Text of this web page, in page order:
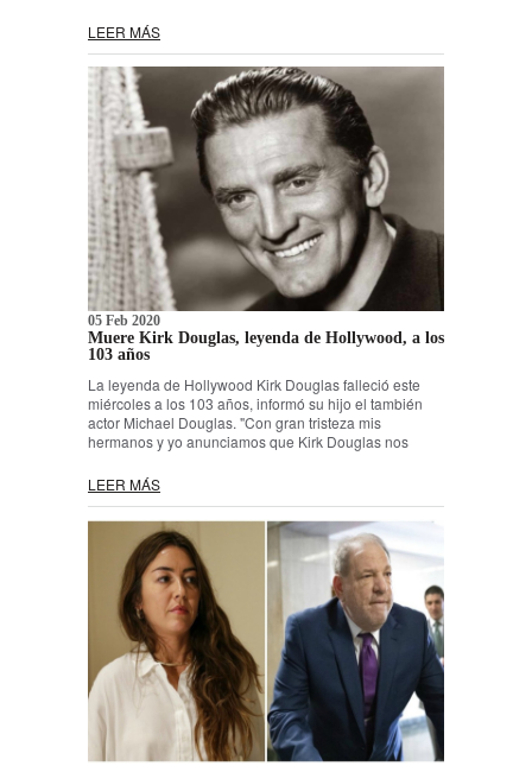
LEER MÁS
05 Feb 2020
Muere Kirk Douglas, leyenda de Hollywood, a los
103 años
La leyenda de Hollywood Kirk Douglas falleció este
miércoles a los 103 años, informó su hijo el también
actor Michael Douglas. "Con gran tristeza mis
hermanos y yo anunciamos que Kirk Douglas nos
LEER MÁS